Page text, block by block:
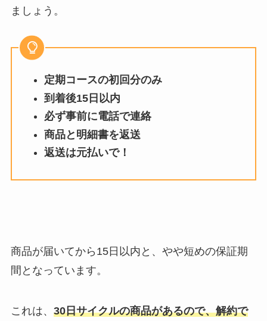
ましょう。
定期コースの初回分のみ
到着後15日以内
必ず事前に電話で連絡
商品と明細書を返送
返送は元払いで！
商品が届いてから15日以内と、やや短めの保証期
間となっています。
これは、 30日サイクルの商品があるので、解約で